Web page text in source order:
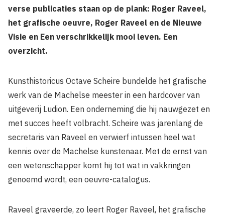
verse publicaties staan op de plank: Roger Raveel,
het grafische oeuvre, Roger Raveel en de Nieuwe
Visie en Een verschrikkelijk mooi leven. Een
overzicht.
Kunsthistoricus Octave Scheire bundelde het grafische
werk van de Machelse meester in een hardcover van
uitgeverij Ludion. Een onder­neming die hij nauwgezet en
met succes heeft volbracht. Scheire was jarenlang de
secretaris van Raveel en verwierf intussen heel wat
kennis over de Machelse kunstenaar. Met de ernst van
een wetenschapper komt hij tot wat in vakkringen
genoemd wordt, een oeuvre-catalogus.
Raveel graveerde, zo leert Roger Raveel, het grafische